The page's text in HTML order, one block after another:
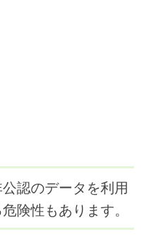
認のデータを利用
険性もあります。